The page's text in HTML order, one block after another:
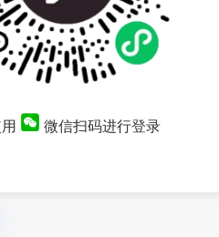
微信扫码进行登录